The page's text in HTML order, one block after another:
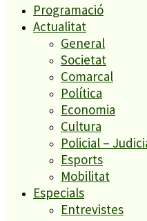
Programació
Actualitat
General
Societat
Comarcal
Política
Economia
Cultura
Policial –
Esports
Mobilitat
Especials
Entrevistes
ESPORTS CAP DE
3
Un historiador local
Un grup de cigonyes fa
Normalitat a Ciutat Jardí
El més llegit
ESPORTS CAP DE
2